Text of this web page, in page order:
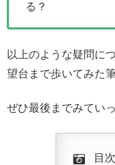
る？
以上のような疑問に
望台まで歩いてみた
ぜひ最後までみてい
目次